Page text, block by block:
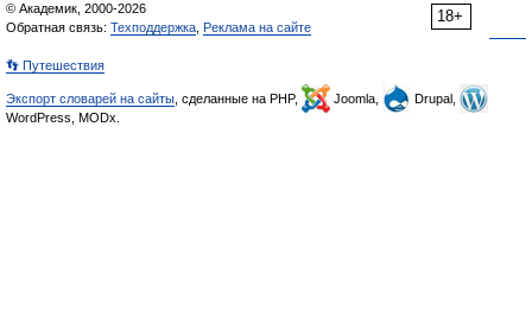
18+
© Академик, 2000-2026
Обратная связь: Техподдержка Реклама на сайте
👣 Путешествия
Экспорт словарей на сайты , сделанные на PHP, Joomla,
Drupal,
WordPress, MODx.